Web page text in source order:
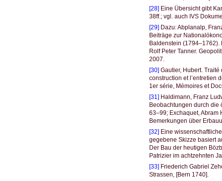
[28]Eine Übersicht gibt
38ff.; vgl. auch IVS
[29]Dazu: Abplanalp,
Beiträge zur
Baldenstein (1794–1762).
Rolf Peter Tanner.
2007.
[30]Gautier, Hubert. Traité
construction et l’entretien
1er série, Mémoires et
[31]Haldimann, Franz
Beobachtungen durch die
63–99; Exchaquet, Abram
Bemerkungen über
[32]Eine
gegebene Skizze basiert
Der Bau der heutigen
Patrizier im achtzehnten
[33]Friederich Gabriel
Strassen, [Bern 1740].